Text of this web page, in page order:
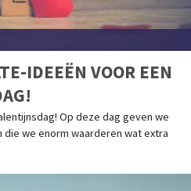
IDEEËN VOOR EEN
Op deze dag geven we
we enorm waarderen wat extra